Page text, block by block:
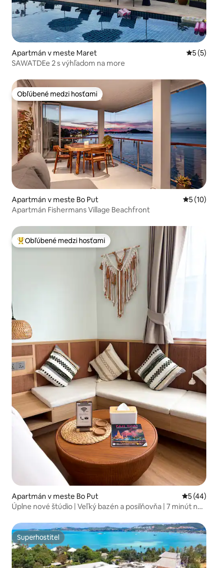
Apartmán v meste Maret
5 (5)
SAWATDEe 2 s výhľadom na more
Obľúbené medzi hosťami
Obľúbené medzi hosťami
Apartmán v meste Bo Put
5 (10)
Apartmán Fishermans Village Beachfront
Najobľúbenejšie medzi hosťami
Obľúbené medzi hosťami
Apartmán v meste Bo Put
5 (44)
Úplne nové štúdio | Veľký bazén a posilňovňa | 7 minút na
Superhostiteľ
Superhostiteľ